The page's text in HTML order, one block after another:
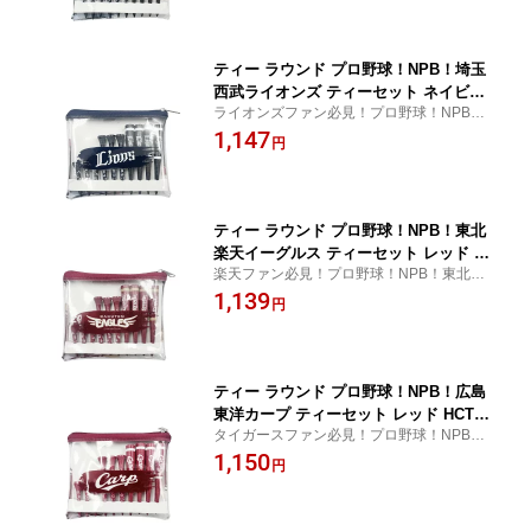
ティー ラウンド プロ野球！NPB！埼玉
西武ライオンズ ティーセット ネイビー
SLTE-6147 【IR】
ライオンズファン必見！プロ野球！NPB！
埼玉西武ライオンズ ティーセット ネイビー
SLTE-6147
1,147 円
ティー ラウンド プロ野球！NPB！東北
楽天イーグルス ティーセット レッド R
ETE-6146 【IR】
楽天ファン必見！プロ野球！NPB！東北楽
天イーグルス ティーセット レッド RETE-6
146
1,139 円
ティー ラウンド プロ野球！NPB！広島
東洋カープ ティーセット レッド HCTE-
6144 【IR】
タイガースファン必見！プロ野球！NPB！
広島東洋カープ ティーセット レッド HCTE
-6144
1,150 円